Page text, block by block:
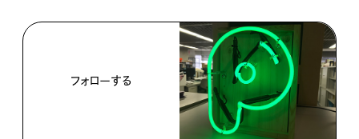
フォローする